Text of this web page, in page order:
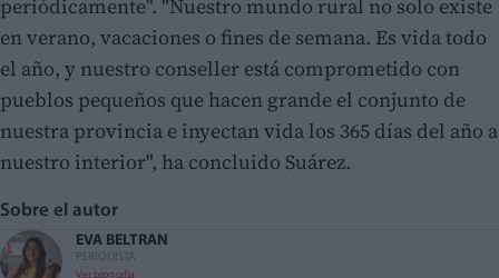
periódicamente". "Nuestro mundo rural no solo existe
en verano, vacaciones o fines de semana. Es vida todo
el año, y nuestro conseller está comprometido con
pueblos pequeños que hacen grande el conjunto de
nuestra provincia e inyectan vida los 365 días del año a
nuestro interior", ha concluido Suárez.
Sobre el autor
EVA BELTRAN
PERIODISTA